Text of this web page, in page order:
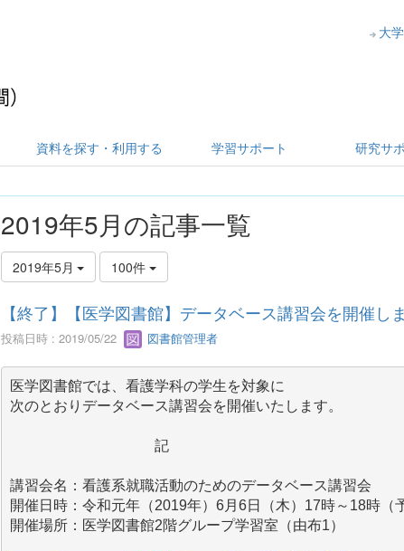
大
資料を探す・利用する 学習サポート 研究サ
2019年5月の記事一覧
2019年5月 100件
【終了】【医学図書館】データベース講習会を開催し
投稿日時 : 2019/05/22 図書館管理者
医学図書館では、看護学科の学生を対象に
次のとおりデータベース講習会を開催いたします。
記
講習会名：看護系就職活動のためのデータベース講習会
開催日時：令和元年（2019年）6月6日（木）17時～18時（
開催場所：医学図書館2階グループ学習室（由布1）